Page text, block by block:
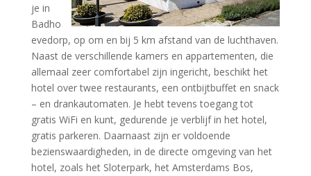
je in
Badho
evedorp, op om en bij 5 km afstand van de luchthaven.
Naast de verschillende kamers en appartementen, die
allemaal zeer comfortabel zijn ingericht, beschikt het
hotel over twee restaurants, een ontbijtbuffet en snack
– en drankautomaten. Je hebt tevens toegang tot
gratis WiFi en kunt, gedurende je verblijf in het hotel,
gratis parkeren. Daarnaast zijn er voldoende
bezienswaardigheden, in de directe omgeving van het
hotel, zoals het Sloterpark, het Amsterdams Bos,